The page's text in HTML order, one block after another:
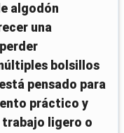
algodón
una
bolsillos
pensado para
práctico y
trabajo ligero o